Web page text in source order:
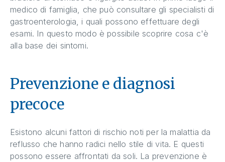
medico di famiglia, che può consultare gli specialisti di
gastroenterologia, i quali possono effettuare degli
esami. In questo modo è possibile scoprire cosa c'è
alla base dei sintomi.
Prevenzione e diagnosi
precoce
Esistono alcuni fattori di rischio noti per la malattia da
reflusso che hanno radici nello stile di vita. E questi
possono essere affrontati da soli. La prevenzione è